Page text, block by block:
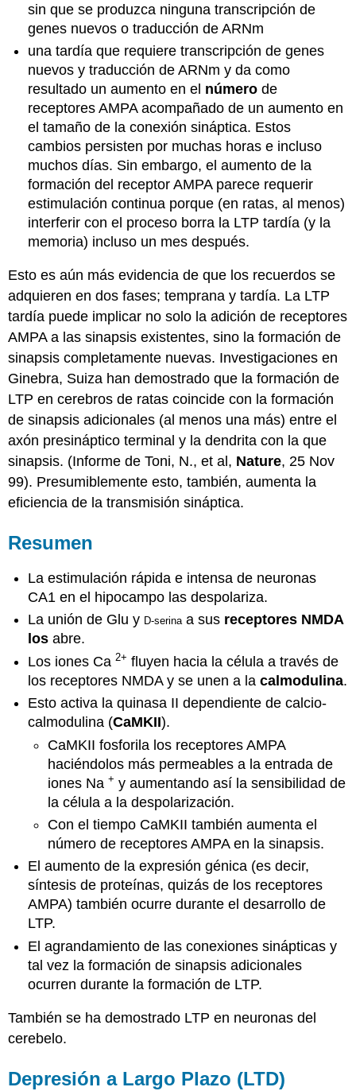
sin que se produzca ninguna transcripción de
genes nuevos o traducción de ARNm
una tardía que requiere transcripción de genes
nuevos y traducción de ARNm y da como
resultado un aumento en el número de
receptores AMPA acompañado de un aumento en
el tamaño de la conexión sináptica. Estos
cambios persisten por muchas horas e incluso
muchos días. Sin embargo, el aumento de la
formación del receptor AMPA parece requerir
estimulación continua porque (en ratas, al menos)
interferir con el proceso borra la LTP tardía (y la
memoria) incluso un mes después.
Esto es aún más evidencia de que los recuerdos se
adquieren en dos fases; temprana y tardía. La LTP
tardía puede implicar no solo la adición de receptores
AMPA a las sinapsis existentes, sino la formación de
sinapsis completamente nuevas. Investigaciones en
Ginebra, Suiza han demostrado que la formación de
LTP en cerebros de ratas coincide con la formación
de sinapsis adicionales (al menos una más) entre el
axón presináptico terminal y la dendrita con la que
sinapsis. (Informe de Toni, N., et al, Nature, 25 Nov
99). Presumiblemente esto, también, aumenta la
eficiencia de la transmisión sináptica.
Resumen
La estimulación rápida e intensa de neuronas
CA1 en el hipocampo las despolariza.
La unión de Glu y D-serinaa sus receptores NMDA
los abre.
Los iones Ca2+ fluyen hacia la célula a través de
los receptores NMDA y se unen a lacalmodulina.
Esto activa la quinasa II dependiente de calcio-
calmodulina (CaMKII).
CaMKII fosforila los receptores AMPA
haciéndolos más permeables a la entrada de
iones Na + y aumentando así la sensibilidad de
la célula a la despolarización.
Con el tiempo CaMKII también aumenta el
número de receptores AMPA en la sinapsis.
El aumento de la expresión génica (es decir,
síntesis de proteínas, quizás de los receptores
AMPA) también ocurre durante el desarrollo de
LTP.
El agrandamiento de las conexiones sinápticas y
tal vez la formación de sinapsis adicionales
ocurren durante la formación de LTP.
También se ha demostrado LTP en neuronas del
cerebelo.
Depresión a Largo Plazo (LTD)